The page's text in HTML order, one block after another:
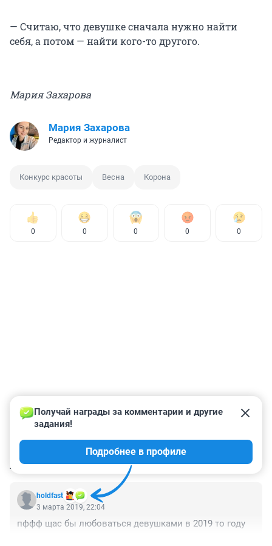
— Считаю, что девушке сначала нужно найти
себя, а потом — найти кого-то другого.
Мария Захарова
Мария Захарова
Редактор и журналист
Конкурс красоты Весна Корона
0 0 0 0 0
КОММЕНТАРИИ 1
holdfast
Получай награды за комментарии и другие
задания!
Подробнее в профиле
3 марта 2019, 22:04
пффф щас бы любоваться девушками в 2019 то году